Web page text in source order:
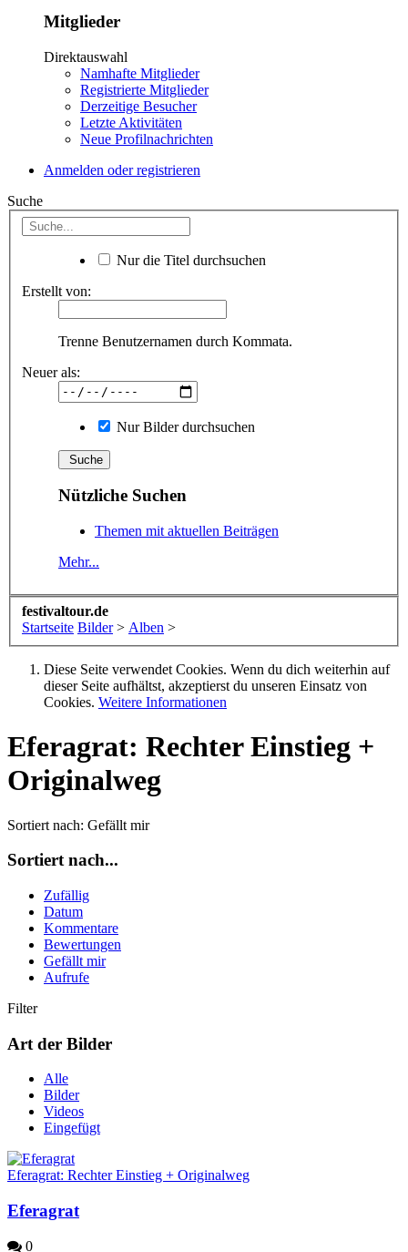
Mitglieder
Direktauswahl
Namhafte Mitglieder
Registrierte Mitglieder
Derzeitige Besucher
Letzte Aktivitäten
Neue Profilnachrichten
Anmelden oder registrieren
Suche
Nur die Titel durchsuchen
Erstellt von:
Trenne Benutzernamen durch Kommata.
Neuer als:
Nur Bilder durchsuchen
Nützliche Suchen
Themen mit aktuellen Beiträgen
Mehr...
festivaltour.de
Startseite Bilder > Alben >
Diese Seite verwendet Cookies. Wenn du dich weiterhin auf
dieser Seite aufhältst, akzeptierst du unseren Einsatz von
Cookies. Weitere Informationen
Eferagrat: Rechter Einstieg +
Originalweg
Sortiert nach: Gefällt mir
Sortiert nach...
Zufällig
Datum
Kommentare
Bewertungen
Gefällt mir
Aufrufe
Filter
Art der Bilder
Alle
Bilder
Videos
Eingefügt
Eferagrat: Rechter Einstieg + Originalweg
Eferagrat
0